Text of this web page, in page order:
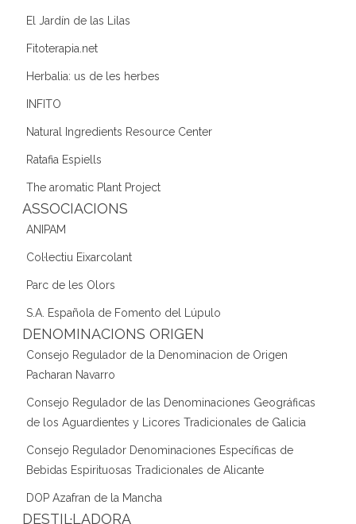
El Jardín de las Lilas
Fitoterapia.net
Herbalia: us de les herbes
INFITO
Natural Ingredients Resource Center
Ratafia Espiells
The aromatic Plant Project
ASSOCIACIONS
ANIPAM
Col·lectiu Eixarcolant
Parc de les Olors
S.A. Española de Fomento del Lúpulo
DENOMINACIONS ORIGEN
Consejo Regulador de la Denominacion de Origen
Pacharan Navarro
Consejo Regulador de las Denominaciones Geográficas
de los Aguardientes y Licores Tradicionales de Galicia
Consejo Regulador Denominaciones Específicas de
Bebidas Espirituosas Tradicionales de Alicante
DOP Azafran de la Mancha
DESTIL·LADORA